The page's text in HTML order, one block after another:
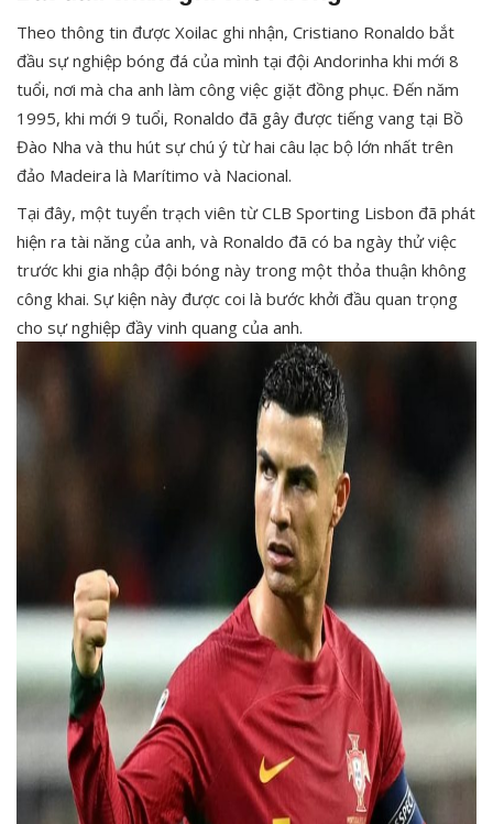
Theo thông tin được Xoilac ghi nhận, Cristiano Ronaldo bắt
đầu sự nghiệp bóng đá của mình tại đội Andorinha khi mới 8
tuổi, nơi mà cha anh làm công việc giặt đồng phục. Đến năm
1995, khi mới 9 tuổi, Ronaldo đã gây được tiếng vang tại Bồ
Đào Nha và thu hút sự chú ý từ hai câu lạc bộ lớn nhất trên
đảo Madeira là Marítimo và Nacional.
Tại đây, một tuyển trạch viên từ CLB Sporting Lisbon đã phát
hiện ra tài năng của anh, và Ronaldo đã có ba ngày thử việc
trước khi gia nhập đội bóng này trong một thỏa thuận không
công khai. Sự kiện này được coi là bước khởi đầu quan trọng
cho sự nghiệp đầy vinh quang của anh.